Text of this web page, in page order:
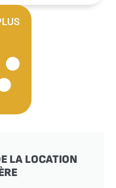
LA LOCATION